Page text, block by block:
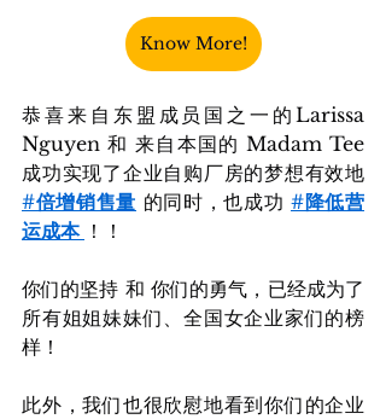
Know More!
恭喜来自东盟成员国之一的Larissa
Nguyen 和 来自本国的 Madam Tee
#倍增销售量 的同时，也成功 #降低营
运成本 ！！
你们的坚持 和 你们的勇气，已经成为了
所有姐姐妹妹们、全国女企业家们的榜
样！
此外，我们也很欣慰地看到你们的企业